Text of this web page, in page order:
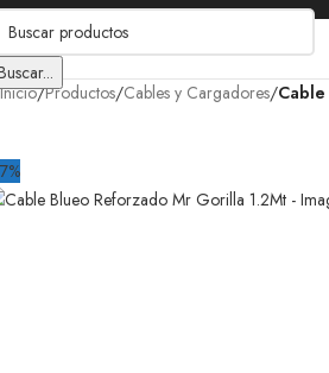
Inicio/Productos/Cables y Cargadores/